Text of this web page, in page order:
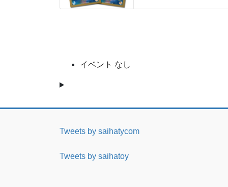
イベント なし
Tweets by saihatycom
Tweets by saihatoy